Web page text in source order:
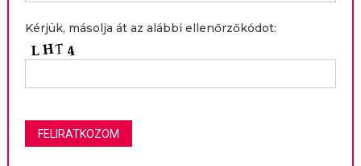
Kérjük, másolja át az alábbi ellenőrzőkódot: